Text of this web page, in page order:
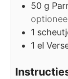
50 g
1
1 el